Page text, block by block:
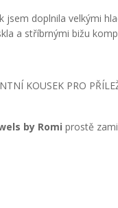
jsem doplnila velkými
a stříbrnými bižu
KOUSEK PRO
by Romi prostě